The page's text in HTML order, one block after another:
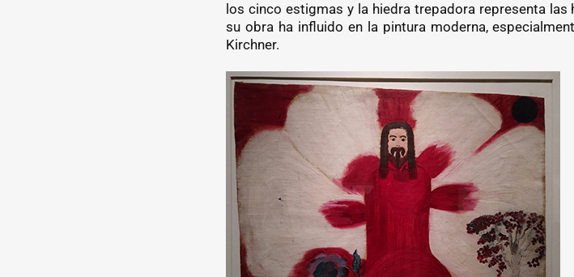
los cinco estigmas y la hiedra trepadora representa
su obra ha influido en la pintura moderna,
Kirchner.